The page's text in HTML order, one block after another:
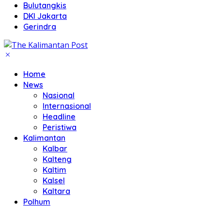
Bulutangkis
DKI Jakarta
Gerindra
Home
News
Nasional
Internasional
Headline
Peristiwa
Kalimantan
Kalbar
Kalteng
Kaltim
Kalsel
Kaltara
Polhum